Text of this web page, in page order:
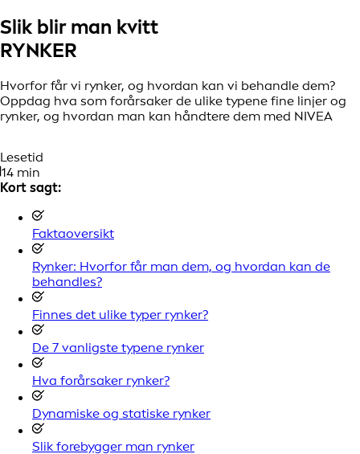
Slik blir man kvitt
RYNKER
Hvorfor får vi rynker, og hvordan kan vi behandle dem?
Oppdag hva som forårsaker de ulike typene fine linjer og
rynker, og hvordan man kan håndtere dem med NIVEA
Lesetid
14 min
Kort sagt:
Faktaoversikt
Rynker: Hvorfor får man dem, og hvordan kan de
behandles?
Finnes det ulike typer rynker?
De 7 vanligste typene rynker
Hva forårsaker rynker?
Dynamiske og statiske rynker
Slik forebygger man rynker